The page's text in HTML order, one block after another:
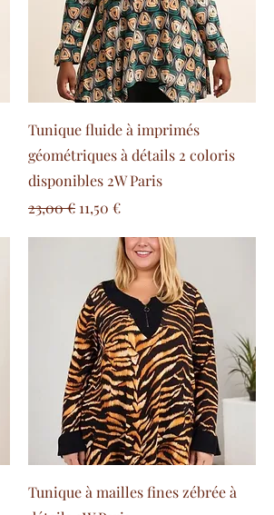
Tunique fluide à imprimés
géométriques à détails 2 coloris
disponibles 2W Paris
Prix original
23,00 € Prix promotionnel
11,50 €
Tunique à mailles fines zébrée à